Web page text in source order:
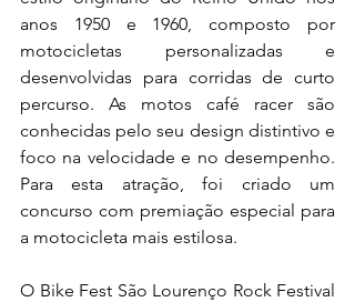
anos 1950 e 1960, composto por
motocicletas personalizadas e
desenvolvidas para corridas de curto
percurso. As motos café racer são
conhecidas pelo seu design distintivo e
foco na velocidade e no desempenho.
Para esta atração, foi criado um
concurso com premiação especial para
a motocicleta mais estilosa.
O Bike Fest São Lourenço Rock Festival